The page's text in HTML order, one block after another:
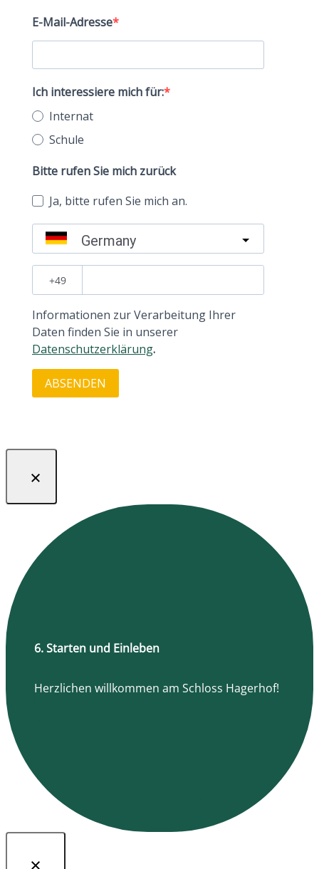
E-Mail-Adresse
Ich interessiere mich für:
Internat
Schule
Bitte rufen Sie mich zurück
Ja, bitte rufen Sie mich an.
Germany
Informationen zur Verarbeitung Ihrer
Daten finden Sie in unserer
Datenschutzerklärung.
ABSENDEN
6. Starten und Einleben
Herzlichen willkommen am Schloss Hagerhof!